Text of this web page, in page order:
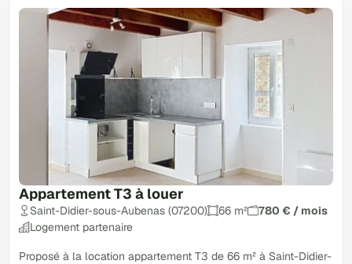
Appartement T3 à louer
Saint-Didier-sous-Aubenas (07200) 66 m²
780 € / mois
Logement partenaire
Proposé à la location appartement T3 de 66 m² à Saint-Didier-